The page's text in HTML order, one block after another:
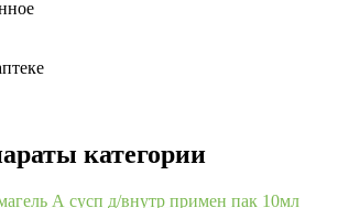
категории